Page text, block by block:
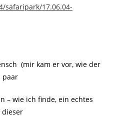
safaripark/17.06.04-
(mir kam er vor, wie der
paar
– wie ich finde, ein echtes
dieser